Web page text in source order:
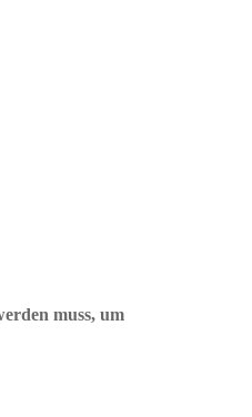
muss, um